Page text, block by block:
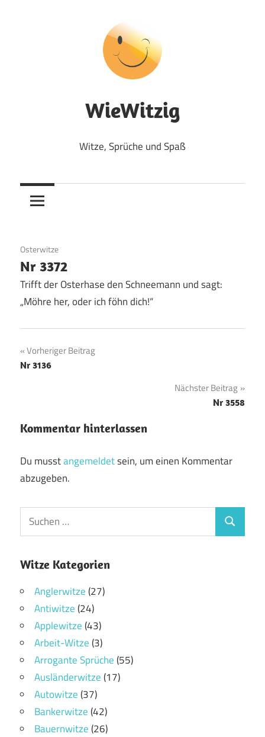
WieWitzig
Witze, Sprüche und Spaß
4. September 2017
Osterwitze
Nr 3372
Trifft der Osterhase den Schneemann und sagt:
„Möhre her, oder ich föhn dich!“
Beitragsnavigation
Vorheriger Beitrag
Nr 3136
Nächster Beitrag
Nr 3558
Kommentar hinterlassen
Du musstangemeldetsein, um einen Kommentar
abzugeben.
Witze Kategorien
Anglerwitze(27)
Antiwitze(24)
Applewitze(43)
Arbeit-Witze(3)
Arrogante Sprüche(55)
Ausländerwitze(17)
Autowitze(37)
Bankerwitze(42)
Bauernwitze(26)